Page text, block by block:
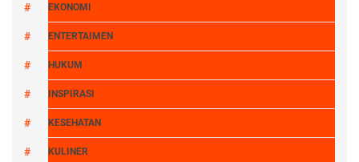
EKONOMI
ENTERTAIMEN
HUKUM
INSPIRASI
KESEHATAN
KULINER